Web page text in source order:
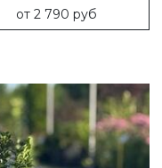
от 2 790 руб